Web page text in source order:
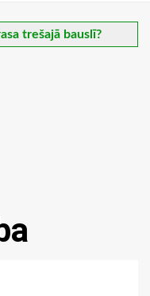
trešajā bauslī?